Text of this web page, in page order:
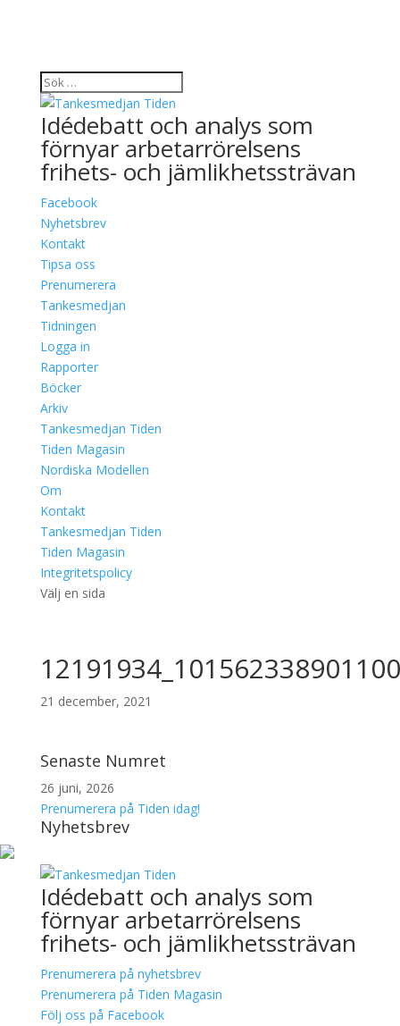
Idédebatt och analys som
förnyar arbetarrörelsens
frihets- och jämlikhetssträvan
Facebook
Nyhetsbrev
Kontakt
Tipsa oss
Prenumerera
Tankesmedjan
Tidningen
Logga in
Rapporter
Böcker
Arkiv
Tankesmedjan Tiden
Tiden Magasin
Nordiska Modellen
Om
Kontakt
Tankesmedjan Tiden
Tiden Magasin
Integritetspolicy
Välj en sida
21 december, 2021
Senaste Numret
26 juni, 2026
Prenumerera på Tiden idag!
Nyhetsbrev
Idédebatt och analys som
förnyar arbetarrörelsens
frihets- och jämlikhetssträvan
Prenumerera på nyhetsbrev
Prenumerera på Tiden Magasin
Följ oss på Facebook